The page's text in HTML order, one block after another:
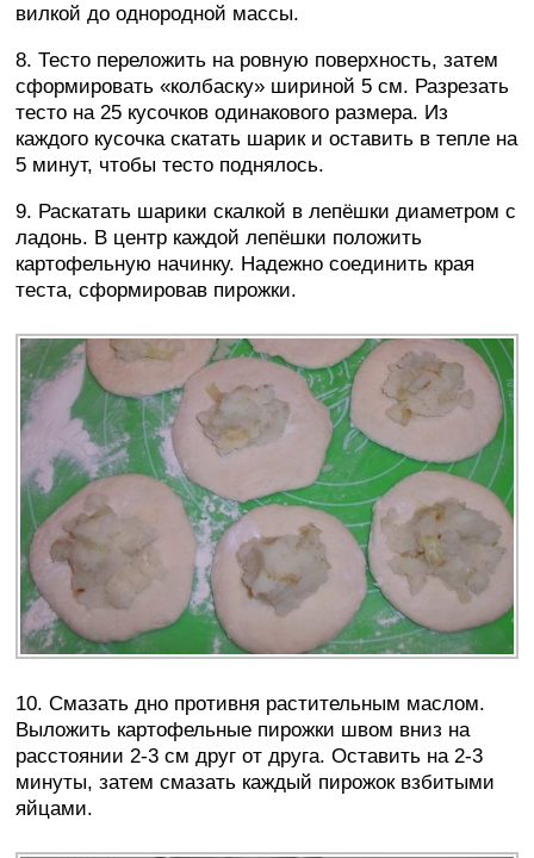
вилкой до однородной массы.
8. Тесто переложить на ровную поверхность, затем
сформировать «колбаску» шириной 5 см. Разрезать
тесто на 25 кусочков одинакового размера. Из
каждого кусочка скатать шарик и оставить в тепле на
5 минут, чтобы тесто поднялось.
9. Раскатать шарики скалкой в лепёшки диаметром с
ладонь. В центр каждой лепёшки положить
картофельную начинку. Надежно соединить края
теста, сформировав пирожки.
10. Смазать дно противня растительным маслом.
Выложить картофельные пирожки швом вниз на
расстоянии 2-3 см друг от друга. Оставить на 2-3
минуты, затем смазать каждый пирожок взбитыми
яйцами.